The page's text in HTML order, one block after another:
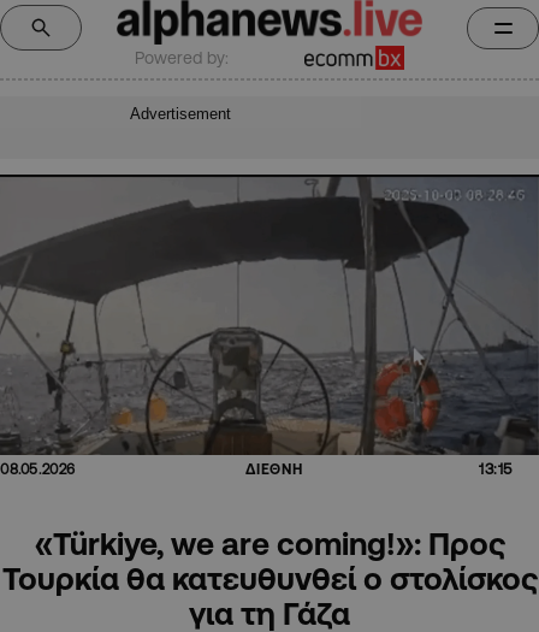
Powered by:
Advertisement
08.05.2026 ΔΙΕΘΝΗ 13:15
«Türkiye, we are coming!»: Προς
Τουρκία θα κατευθυνθεί ο στολίσκος
για τη Γάζα